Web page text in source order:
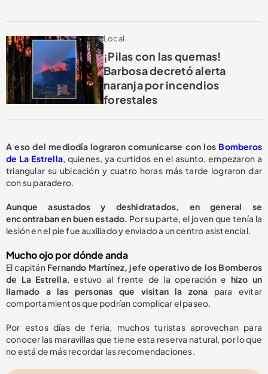
Local
¡Pilas con las quemas!
Barbosa decretó alerta
naranja por incendios
forestales
A eso del mediodía lograron comunicarse con los Bomberos
de La Estrella, quienes, ya curtidos en el asunto, empezaron a
triangular su ubicación y cuatro horas más tarde lograron dar
con su paradero.
Aunque asustados y deshidratados, en general se
encontraban en buen estado. Por su parte, el joven que tenía la
lesión en el pie fue auxiliado y enviado a un centro asistencial.
Mucho ojo por dónde anda
El capitánFernando Martínez, jefe operativo de los Bomberos
de La Estrella, estuvo al frente de la operación e hizo un
llamado a las personas que visitan la zona para evitar
comportamientos que podrían complicar el paseo.
Por estos días de feria, muchos turistas aprovechan para
conocer las maravillas que tiene esta reserva natural, por lo que
no está de más recordar las recomendaciones.